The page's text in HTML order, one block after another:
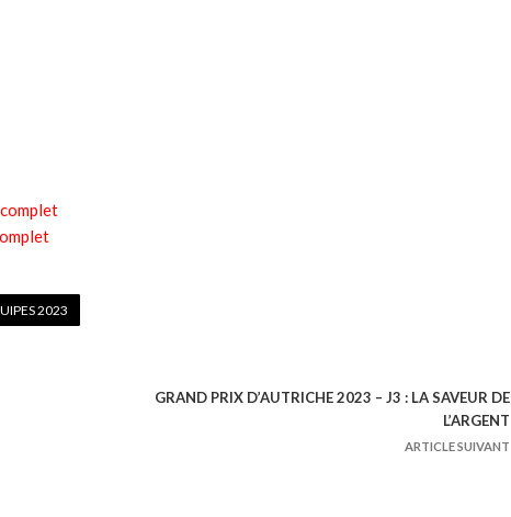
2023
GRAND PRIX D’AUTRICHE 2023 – J3 : LA SAVEUR DE
L’ARGENT
ARTICLE SUIVANT